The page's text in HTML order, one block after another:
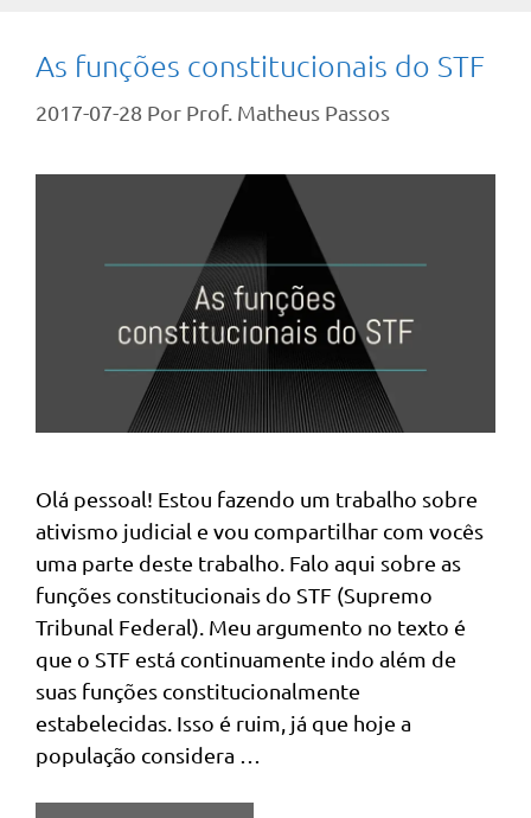
As funções constitucionais do STF
2017-07-28 Por Prof. Matheus Passos
Olá pessoal! Estou fazendo um trabalho sobre
ativismo judicial e vou compartilhar com vocês
uma parte deste trabalho. Falo aqui sobre as
funções constitucionais do STF (Supremo
Tribunal Federal). Meu argumento no texto é
que o STF está continuamente indo além de
suas funções constitucionalmente
estabelecidas. Isso é ruim, já que hoje a
população considera …